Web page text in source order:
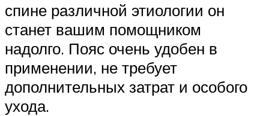
спине различной этиологии он
станет вашим помощником
надолго. Пояс очень удобен в
применении, не требует
дополнительных затрат и особого
ухода.